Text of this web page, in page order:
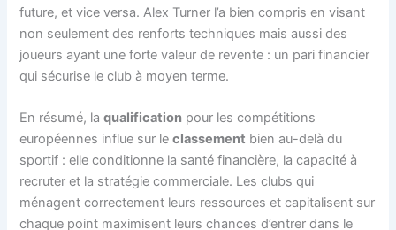
future, et vice versa. Alex Turner l’a bien compris en visant
non seulement des renforts techniques mais aussi des
joueurs ayant une forte valeur de revente : un pari financier
qui sécurise le club à moyen terme.
En résumé, laqualification pour les compétitions
européennes influe sur leclassement bien au-delà du
sportif : elle conditionne la santé financière, la capacité à
recruter et la stratégie commerciale. Les clubs qui
ménagent correctement leurs ressources et capitalisent sur
chaque point maximisent leurs chances d’entrer dans le